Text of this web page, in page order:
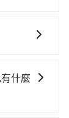
使用
53分鐘在
如果你是
停車費用
，如果人
可供選
市的240
。
確保您的
取消政
您是要前
按照自己
以體驗周
什麼